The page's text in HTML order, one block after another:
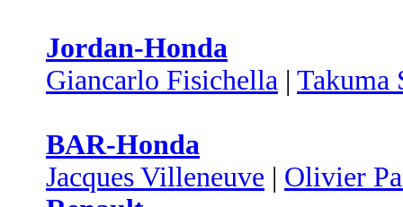
Jordan-Honda
Giancarlo Fisichella | Takuma
BAR-Honda
Jacques Villeneuve | Olivier